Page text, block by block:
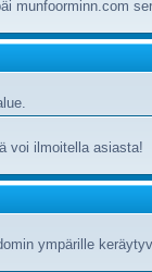
munfoorminn.com
voi ilmoitella asiasta!
ympärille